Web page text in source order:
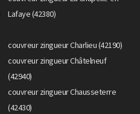
Lafaye (42380)
couvreur zingueur Charlieu (42190)
couvreur zingueur Châtelneuf
(42940)
couvreur zingueur Chausseterre
(42430)